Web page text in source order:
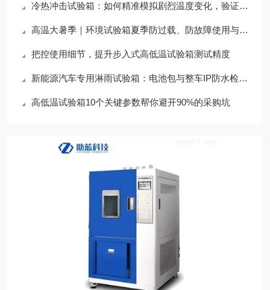
冷热冲击试验箱：如何精准模拟剧烈温度变化，验证产品可靠性？
高温大暑季｜环境试验箱夏季防过载、防故障使用与运维指南
把控使用细节，提升步入式高低温试验箱测试精度
新能源汽车专用淋雨试验箱：电池包与整车IP防水检测方案
高低温试验箱10个关键参数帮你避开90%的采购坑